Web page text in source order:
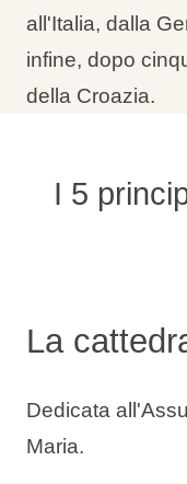
all'Italia, dalla
infine, dopo
della Croazia.
I 5
La
Dedicata
Maria.